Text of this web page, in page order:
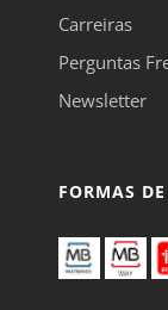
Carreiras
Perguntas
Newsletter
FORMAS